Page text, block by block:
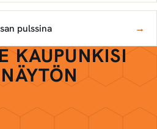
pulssina →
KAUPUNKISI